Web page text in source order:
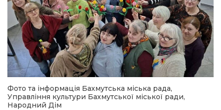
Фото та інформація Бахмутська міська рада,
Управління культури Бахмутської міської ради,
Народний Дім